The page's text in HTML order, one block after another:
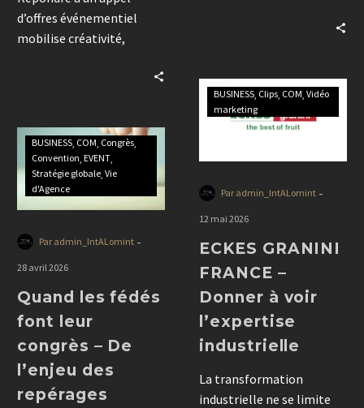
culture d’entreprise,
fédèrent les
collaborateurs et créent
d’offres événementiel
mobilise créativité,
production. Découvrez les
agence spécialisée dans
les événements premium.
BUSINESS Clips COM Vidéo
marketing
Par admin_IntALomint -
12 mai 2026
ECKES GRANINI
FRANCE –
Donner à voir
l’expertise
industrielle
La transformation
industrielle ne se limite
BUSINESS COM Congrès
Convention EVENT
Stratégie globale Vie
d'Agence
Par admin_IntALomint -
28 avril 2026
Quand les fédés
font leur
congrès – De
l’enjeu des
repérages